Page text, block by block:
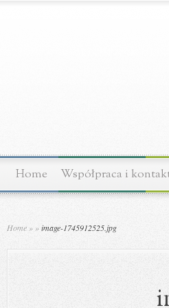
Home Współpraca i
Home » »image-1745912525.jpg